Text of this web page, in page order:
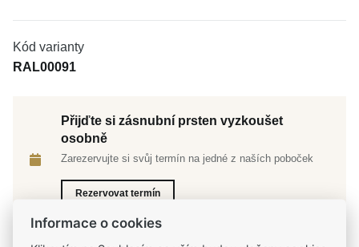
Kód varianty
RAL00091
Přijďte si zásnubní prsten vyzkoušet
osobně
Zarezervujte si svůj termín na jedné z naších poboček
Rezervovat termín
Informace o cookies